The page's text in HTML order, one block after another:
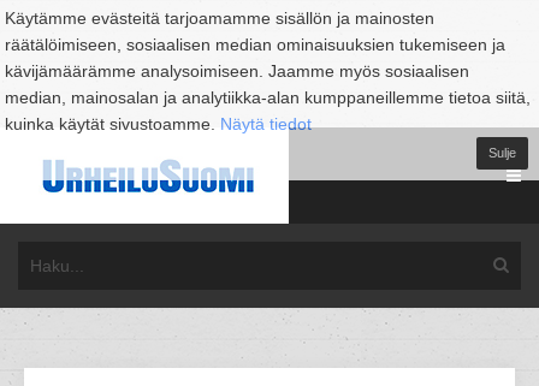
Käytämme evästeitä tarjoamamme sisällön ja mainosten
räätälöimiseen, sosiaalisen median ominaisuuksien tukemiseen ja
kävijämäärämme analysoimiseen. Jaamme myös sosiaalisen
median, mainosalan ja analytiikka-alan kumppaneillemme tietoa siitä,
kuinka käytät sivustoamme. Näytä tiedot
Sulje